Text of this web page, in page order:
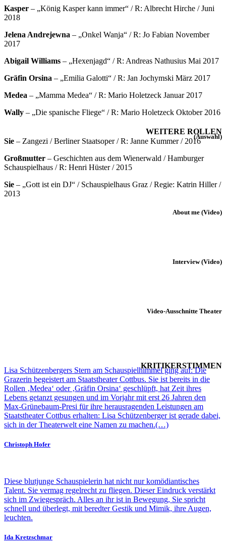
Kasper – „König Kasper kann immer“ / R: Albrecht Hirche / Juni
2018
Jelena Andrejewna – „Onkel Wanja“ / R: Jo Fabian November
2017
Abigail Williams – „Hexenjagd“ / R: Andreas Nathusius Mai 2017
Gräfin Orsina – „Emilia Galotti“ / R: Jan Jochymski März 2017
Medea – „Mamma Medea“ / R: Mario Holetzeck Januar 2017
Wally – „Die spanische Fliege“ / R: Mario Holetzeck Oktober 2016
WEITERE ROLLEN
(Auswahl)
Sie – Zangezi / Berliner Staatsoper / R: Janne Kummer / 2016
Großmutter – Geschichten aus dem Wienerwald / Hamburger
Schauspielhaus / R: Henri Hüster / 2015
Sie – „Gott ist ein DJ“ / Schauspielhaus Graz / Regie: Katrin Hiller /
2013
About me (Video)
Interview (Video)
Video-Ausschnitte Theater
KRITIKERSTIMMEN
Lisa Schützenbergers Stern am Schauspielhimmel ging auf: Die
Grazerin begeistert am Staatstheater Cottbus. Sie ist bereits in die
Rollen ‚Medea‘ oder ‚Gräfin Orsina‘ geschlüpft, hat Zeit ihres
Lebens getanzt gesungen und im Vorjahr mit erst 26 Jahren den
Max-Grünebaum-Presi für ihre herausragenden Leistungen am
Staatstheater Cottbus erhalten: Lisa Schützenberger ist gerade dabei,
sich in der Theaterwelt eine Namen zu machen.(…)
Christoph Hofer
Diese blutjunge Schauspielerin hat nicht nur komödiantisches
Talent. Sie vermag regelrecht zu fliegen. Dieser Eindruck verstärkt
sich im Zwiegespräch. Alles an ihr ist in Bewegung, Sie spricht
schnell und überlegt, mit beredter Gestik und Mimik, ihre Augen,
leuchten.
Ida Kretzschmar